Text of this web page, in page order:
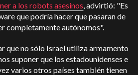
a los robots asesinos, advirtió: "Es
que podría hacer que pasaran de
completamente autónomos".
que no sólo Israel utiliza armamento
suponer que los estadounidenses e
varios otros países también tienen